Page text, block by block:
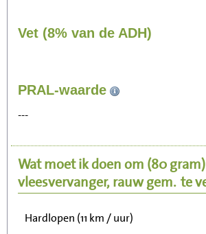
Vet (8% van de ADH)
PRAL-waarde
---
Wat moet ik doen om (80 gram)
vleesvervanger, rauw gem. te
Zitten, tv kijken
Wandelen (5 km/uur)
Hardlopen (11 km / uur)